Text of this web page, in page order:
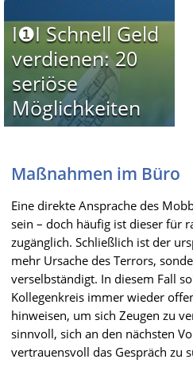
I❶I Schnell Geld
verdienen: 20
seriöse
Möglichkeiten
Maßnahmen im Büro
Eine direkte Ansprache des
sein – doch häufig ist dieser für
zugänglich. Schließlich ist der
mehr Ursache des Terrors,
verselbständigt. In diesem Fall
Kollegenkreis immer wieder
hinweisen, um sich Zeugen zu
sinnvoll, sich an den nächsten
vertrauensvoll das Gespräch zu